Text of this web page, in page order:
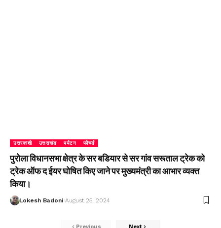
उत्तरकाशी उत्तराखंड पर्यटन फीचर्ड
पुरोला विधानसभा क्षेत्र के सर बडियार से सर गांव सरूताल ट्रेक को
ट्रेक ऑफ द ईयर घोषित किए जाने पर मुख्यमंत्री का आभार व्यक्त
किया।
Lokesh Badoni August 25, 2024